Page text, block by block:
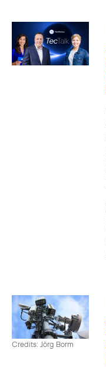
Credits: Jörg Borm